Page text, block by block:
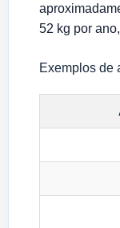
52 kg por
Exemplos de